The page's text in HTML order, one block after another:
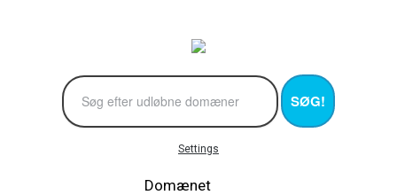
SØG!
Settings
Domænet